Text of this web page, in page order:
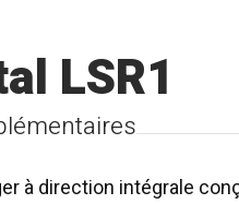
LSR1
à direction intégrale